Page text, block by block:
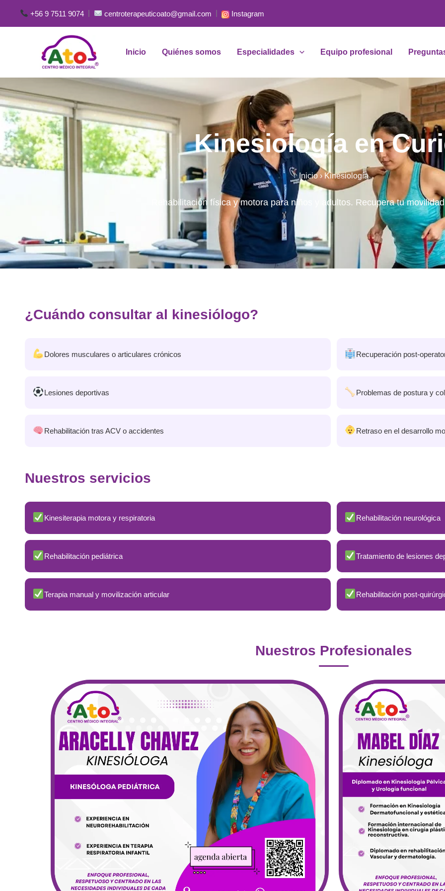
+56 9 7511 9074 centroterapeuticoato@gmail.com | Instagram
Inicio Quiénes somos Especialidades Equipo profesional
Kinesiología en
Inicio› Kinesiología
Rehabilitación física y motora para niños y adultos. Recupera tu
¿Cuándo consultar al kinesiólogo?
Dolores musculares o articulares crónicos Recuperación post-
Lesiones deportivas Problemas de postura y
Rehabilitación tras ACV o accidentes Retraso en el desarrollo
Nuestros servicios
Kinesiterapia motora y respiratoria Rehabilitación neurológica
Rehabilitación pediátrica Tratamiento de lesiones
Terapia manual y movilización articular Rehabilitación post-
Nuestros Profesionales